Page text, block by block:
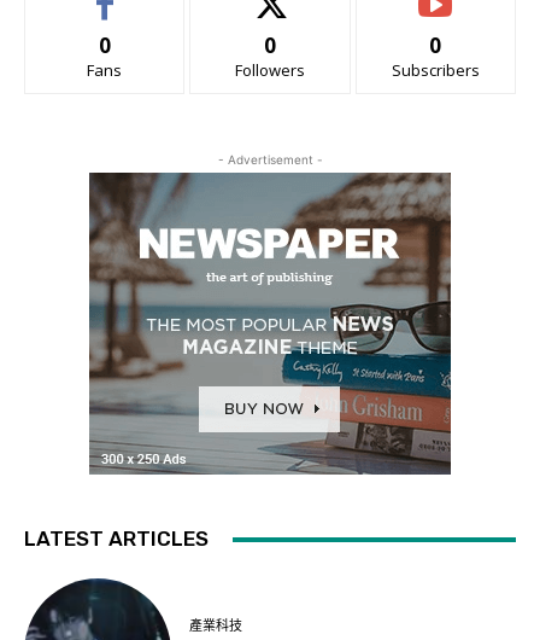
0
Fans
0
Followers
0
Subscribers
- Advertisement -
LATEST ARTICLES
產業科技